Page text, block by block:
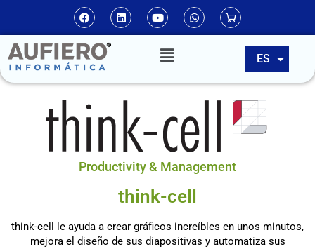
ES
EN
PT
Productivity & Management
think-cell
think-cell
le ayuda a crear gráficos increíbles en unos minutos,
mejora el diseño de sus diapositivas y automatiza sus